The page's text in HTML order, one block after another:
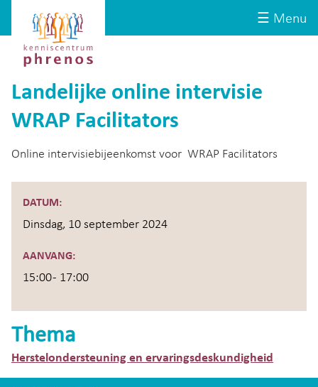
☰ Menu
Kenniscentrum
Phrenos
website
Landelijke online intervisie
WRAP Facilitators
Online intervisiebijeenkomst voor WRAP Facilitators
DATUM:
Dinsdag, 10 september 2024
AANVANG:
15:00 - 17:00
Thema
Herstelondersteuning en ervaringsdeskundigheid